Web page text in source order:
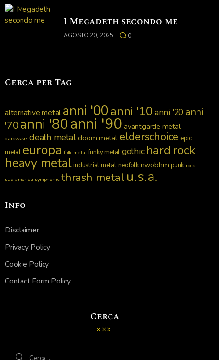
I Megadeth secondo me
AGOSTO 20, 2025 0
Cerca per Tag
alternative metal anni '00anni '10 anni '20 anni
'70anni '80anni '90 avantgarde metal
darkwave death metaldoom metal elderschoice epic
metal europa folk metal funky metal gothic hard rock
heavy metal industrial metal neofolk nwobhm punk rock
sud america symphonic thrash metalu.s.a.
Info
Disclaimer
Privacy Policy
Cookie Policy
Contact Form Policy
Cerca